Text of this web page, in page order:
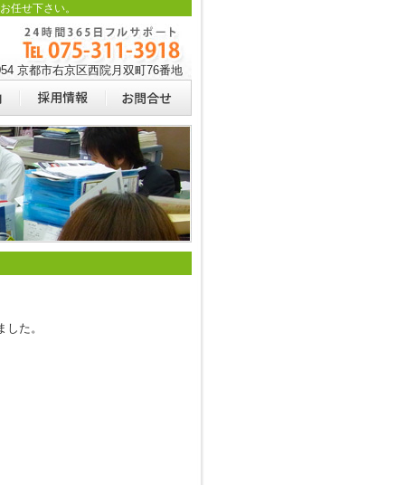
任せ下さい。
京都市右京区西院月双町76番地
た。